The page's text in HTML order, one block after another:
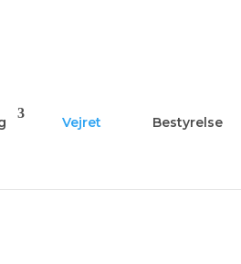
Vejret Bestyrelse